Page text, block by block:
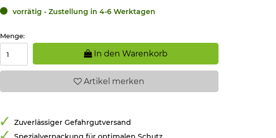
vorrätig - Zustellung in 4-6 Werktagen
Menge:
In den Warenkorb
Artikel merken
Zuverlässiger Gefahrgutversand